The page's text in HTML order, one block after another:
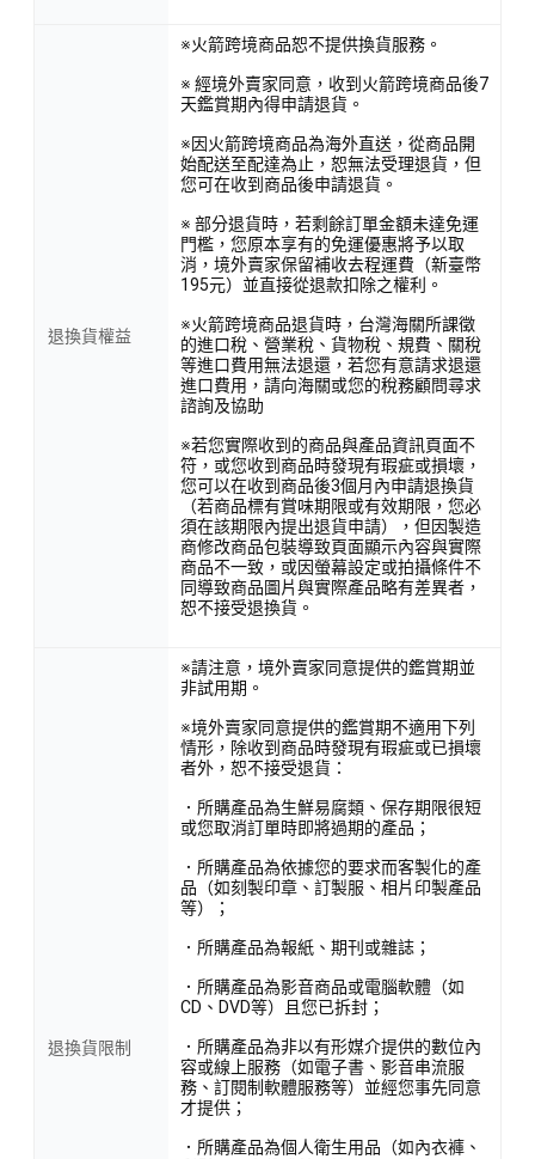
退換貨權益
※火箭跨境商品恕不提供換貨服務。
※ 經境外賣家同意，收到火箭跨境商品後7
天鑑賞期內得申請退貨。
※因火箭跨境商品為海外直送，從商品開
始配送至配達為止，恕無法受理退貨，但
您可在收到商品後申請退貨。
※ 部分退貨時，若剩餘訂單金額未達免運
門檻，您原本享有的免運優惠將予以取
消，境外賣家保留補收去程運費（新臺幣
195元）並直接從退款扣除之權利。
※火箭跨境商品退貨時，台灣海關所課徵
的進口稅、營業稅、貨物稅、規費、關稅
等進口費用無法退還，若您有意請求退還
進口費用，請向海關或您的稅務顧問尋求
諮詢及協助
※若您實際收到的商品與產品資訊頁面不
符，或您收到商品時發現有瑕疵或損壞，
您可以在收到商品後3個月內申請退換貨
（若商品標有賞味期限或有效期限，您必
須在該期限內提出退貨申請），但因製造
商修改商品包裝導致頁面顯示內容與實際
商品不一致，或因螢幕設定或拍攝條件不
同導致商品圖片與實際產品略有差異者，
恕不接受退換貨。
退換貨限制
※請注意，境外賣家同意提供的鑑賞期並
非試用期。
※境外賣家同意提供的鑑賞期不適用下列
情形，除收到商品時發現有瑕疵或已損壞
者外，恕不接受退貨：
．所購產品為生鮮易腐類、保存期限很短
或您取消訂單時即將過期的產品；
．所購產品為依據您的要求而客製化的產
品（如刻製印章、訂製服、相片印製產品
等）；
．所購產品為報紙、期刊或雜誌；
．所購產品為影音商品或電腦軟體（如
CD、DVD等）且您已拆封；
．所購產品為非以有形媒介提供的數位內
容或線上服務（如電子書、影音串流服
務、訂閱制軟體服務等）並經您事先同意
才提供；
．所購產品為個人衛生用品（如內衣褲、